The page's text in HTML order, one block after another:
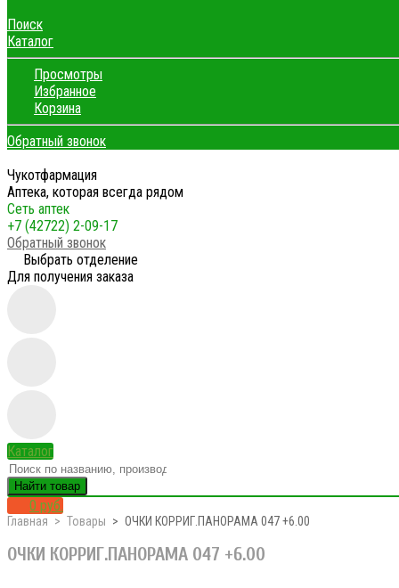
Поиск
Каталог
Просмотры
Избранное
Корзина
Обратный звонок
Чукотфармация
Аптека, которая всегда рядом
Сеть аптек
+7 (42722) 2-09-17
Обратный звонок
Выбрать отделение
Для получения заказа
Каталог
Найти товар
0 руб.
Главная Товары ОЧКИ КОРРИГ.ПАНОРАМА 047 +6.00
ОЧКИ КОРРИГ.ПАНОРАМА 047 +6.00